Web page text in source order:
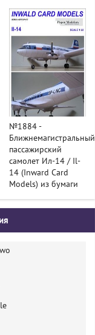
№1884 -
Ближнемагистральный
пассажирский
самолет Ил-14 / Il-
14 (Inward Card
Models) из бумаги